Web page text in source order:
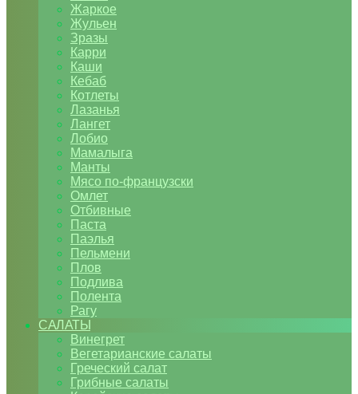
Жаркое
Жульен
Зразы
Карри
Каши
Кебаб
Котлеты
Лазанья
Лангет
Лобио
Мамалыга
Манты
Мясо по-французски
Омлет
Отбивные
Паста
Паэлья
Пельмени
Плов
Подлива
Полента
Рагу
САЛАТЫ
Винегрет
Вегетарианские салаты
Греческий салат
Грибные салаты